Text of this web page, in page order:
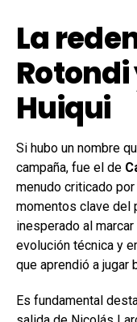
La
Huiqui
Si hubo un nombre
campaña, fue el de
menudo criticado
momentos clave del
inesperado al
evolución técnica y
que aprendió a jugar
Es fundamental